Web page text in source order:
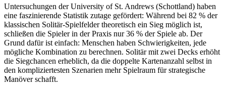
Untersuchungen der University of St. Andrews (Schottland) haben
eine faszinierende Statistik zutage gefördert: Während bei 82 % der
klassischen Solitär-Spielfelder theoretisch ein Sieg möglich ist,
schließen die Spieler in der Praxis nur 36 % der Spiele ab. Der
Grund dafür ist einfach: Menschen haben Schwierigkeiten, jede
mögliche Kombination zu berechnen. Solitär mit zwei Decks erhöht
die Siegchancen erheblich, da die doppelte Kartenanzahl selbst in
den kompliziertesten Szenarien mehr Spielraum für strategische
Manöver schafft.